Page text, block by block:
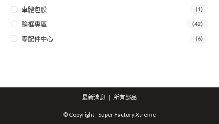
車體包膜 (1)
輪框專區 (42)
零配件中心 (6)
最新消息 所有部品
© Copyright - Super Factory Xtreme